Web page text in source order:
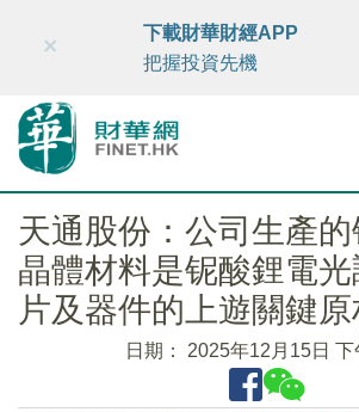
財華智庫網 FINTV FINMETA
×
下載財華財經APP
把握投資先機
天通股份：公司生產的
晶體材料是铌酸鋰電
片及器件的上遊關鍵
日期： 2025年12月15日 下